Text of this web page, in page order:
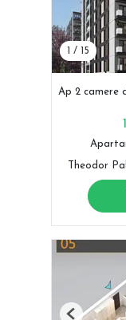
/ 15
Ap 2 camere
Theodor